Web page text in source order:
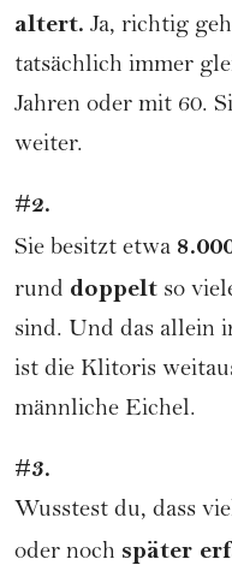
altert. Ja, richtig
tatsächlich immer
Jahren oder mit 60.
weiter.
#2.
Sie besitzt etwa
rund doppelt so
sind. Und das allein
ist die Klitoris
männliche Eichel.
#3.
Wusstest du, dass
oder noch später